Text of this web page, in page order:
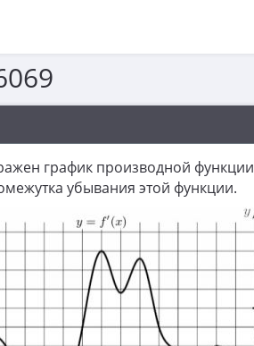
график производной функции
убывания этой функции.